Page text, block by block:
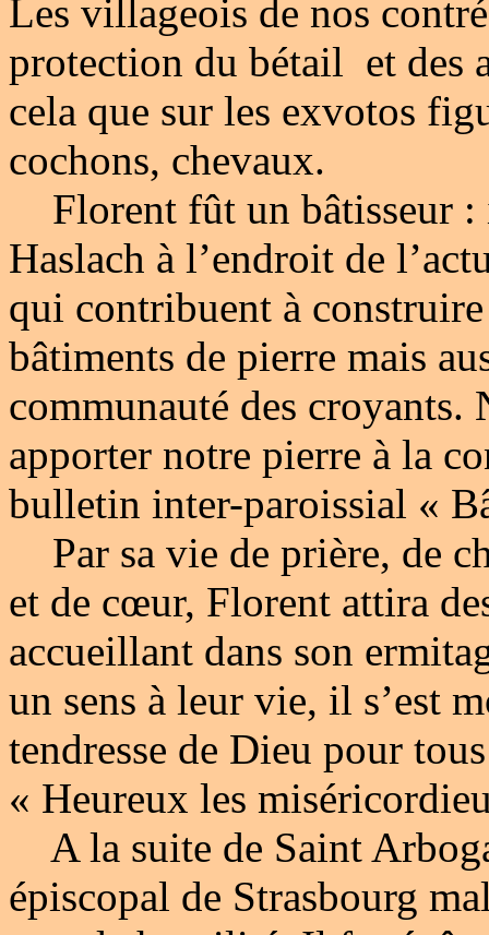
Les villageois de nos
protection du bétail et des
cela que sur les exvotos
cochons, chevaux.
Florent fût un bâtisseur :
Haslach à l’endroit de
qui contribuent à
bâtiments de pierre mais
communauté des croyants.
apporter notre pierre à la
bulletin inter-paroissial «
Par sa vie de prière, de
et de cœur, Florent attira
accueillant dans son
un sens à leur vie, il s’est
tendresse de Dieu pour
« Heureux les
A la suite de Saint
épiscopal de Strasbourg